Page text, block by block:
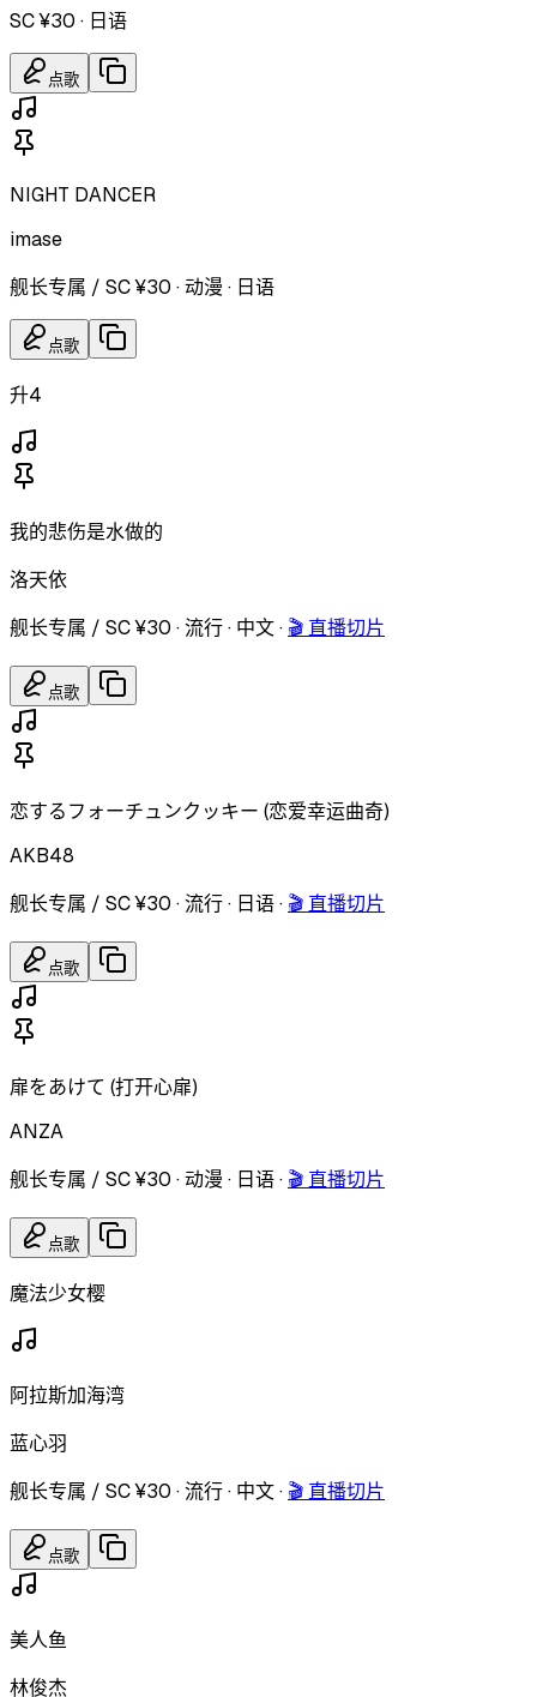
SC ¥30 · 日语
点歌
NIGHT DANCER
imase
舰长专属 / SC ¥30 ·动漫 · 日语
点歌
升4
我的悲伤是水做的
洛天依
舰长专属 / SC ¥30 ·流行· 中文· 🎬 直播切片
点歌
恋するフォーチュンクッキー (恋爱幸运曲奇)
AKB48
舰长专属 / SC ¥30 ·流行· 日语· 🎬 直播切片
点歌
扉をあけて (打开心扉)
ANZA
舰长专属 / SC ¥30 ·动漫 · 日语· 🎬 直播切片
点歌
魔法少女樱
阿拉斯加海湾
蓝心羽
舰长专属 / SC ¥30 ·流行· 中文· 🎬 直播切片
点歌
美人鱼
林俊杰